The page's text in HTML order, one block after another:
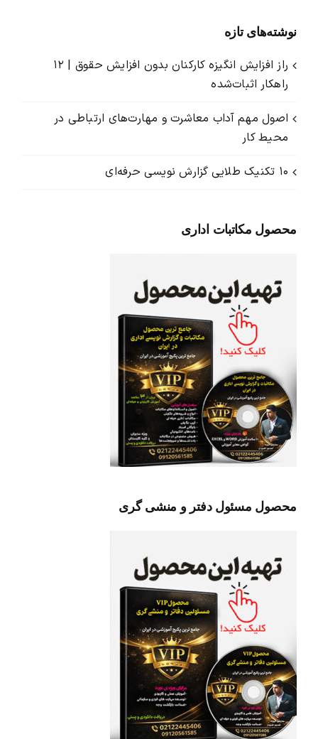
نوشته‌های تازه
راز افزایش انگیزه کارکنان بدون افزایش حقوق | ۱۲
راهکار اثبات‌شده
اصول مهم آداب معاشرت و مهارت‌های ارتباطی در
محیط کار
۱۰ تکنیک طلایی گزارش ‌نویسی حرفه‌ای
محصول مکاتبات اداری
محصول مسئول دفتر و منشی گری